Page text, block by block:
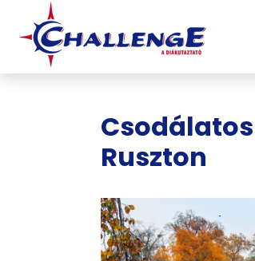
Ruszton
Képgaléria